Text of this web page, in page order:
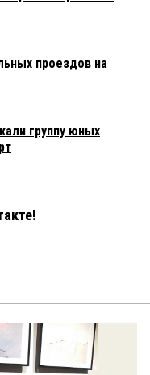
проездов на
группу юных